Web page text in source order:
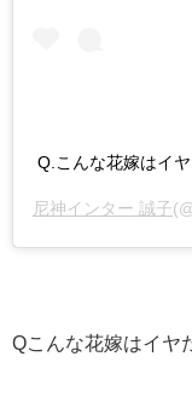
Q.こんな花嫁はイ
尼神インター 誠子
Qこんな花嫁はイヤ